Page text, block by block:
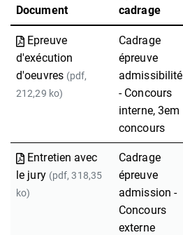
Document
cadrage
Epreuve
d'exécution
d'oeuvres (pdf,
212,29 ko)
Cadrage
épreuve
admissibilité
- Concours
interne, 3em
concours
Entretien avec
le jury (pdf, 318,35
ko)
Cadrage
épreuve
admission -
Concours
externe